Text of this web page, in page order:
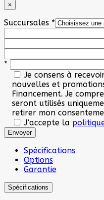
×
Succursales *
*
Je consens à
nouvelles et
Financement. Je
seront utilisés
retirer mon
J’accepte la
Spécifications
Options
Garantie
Spécifications